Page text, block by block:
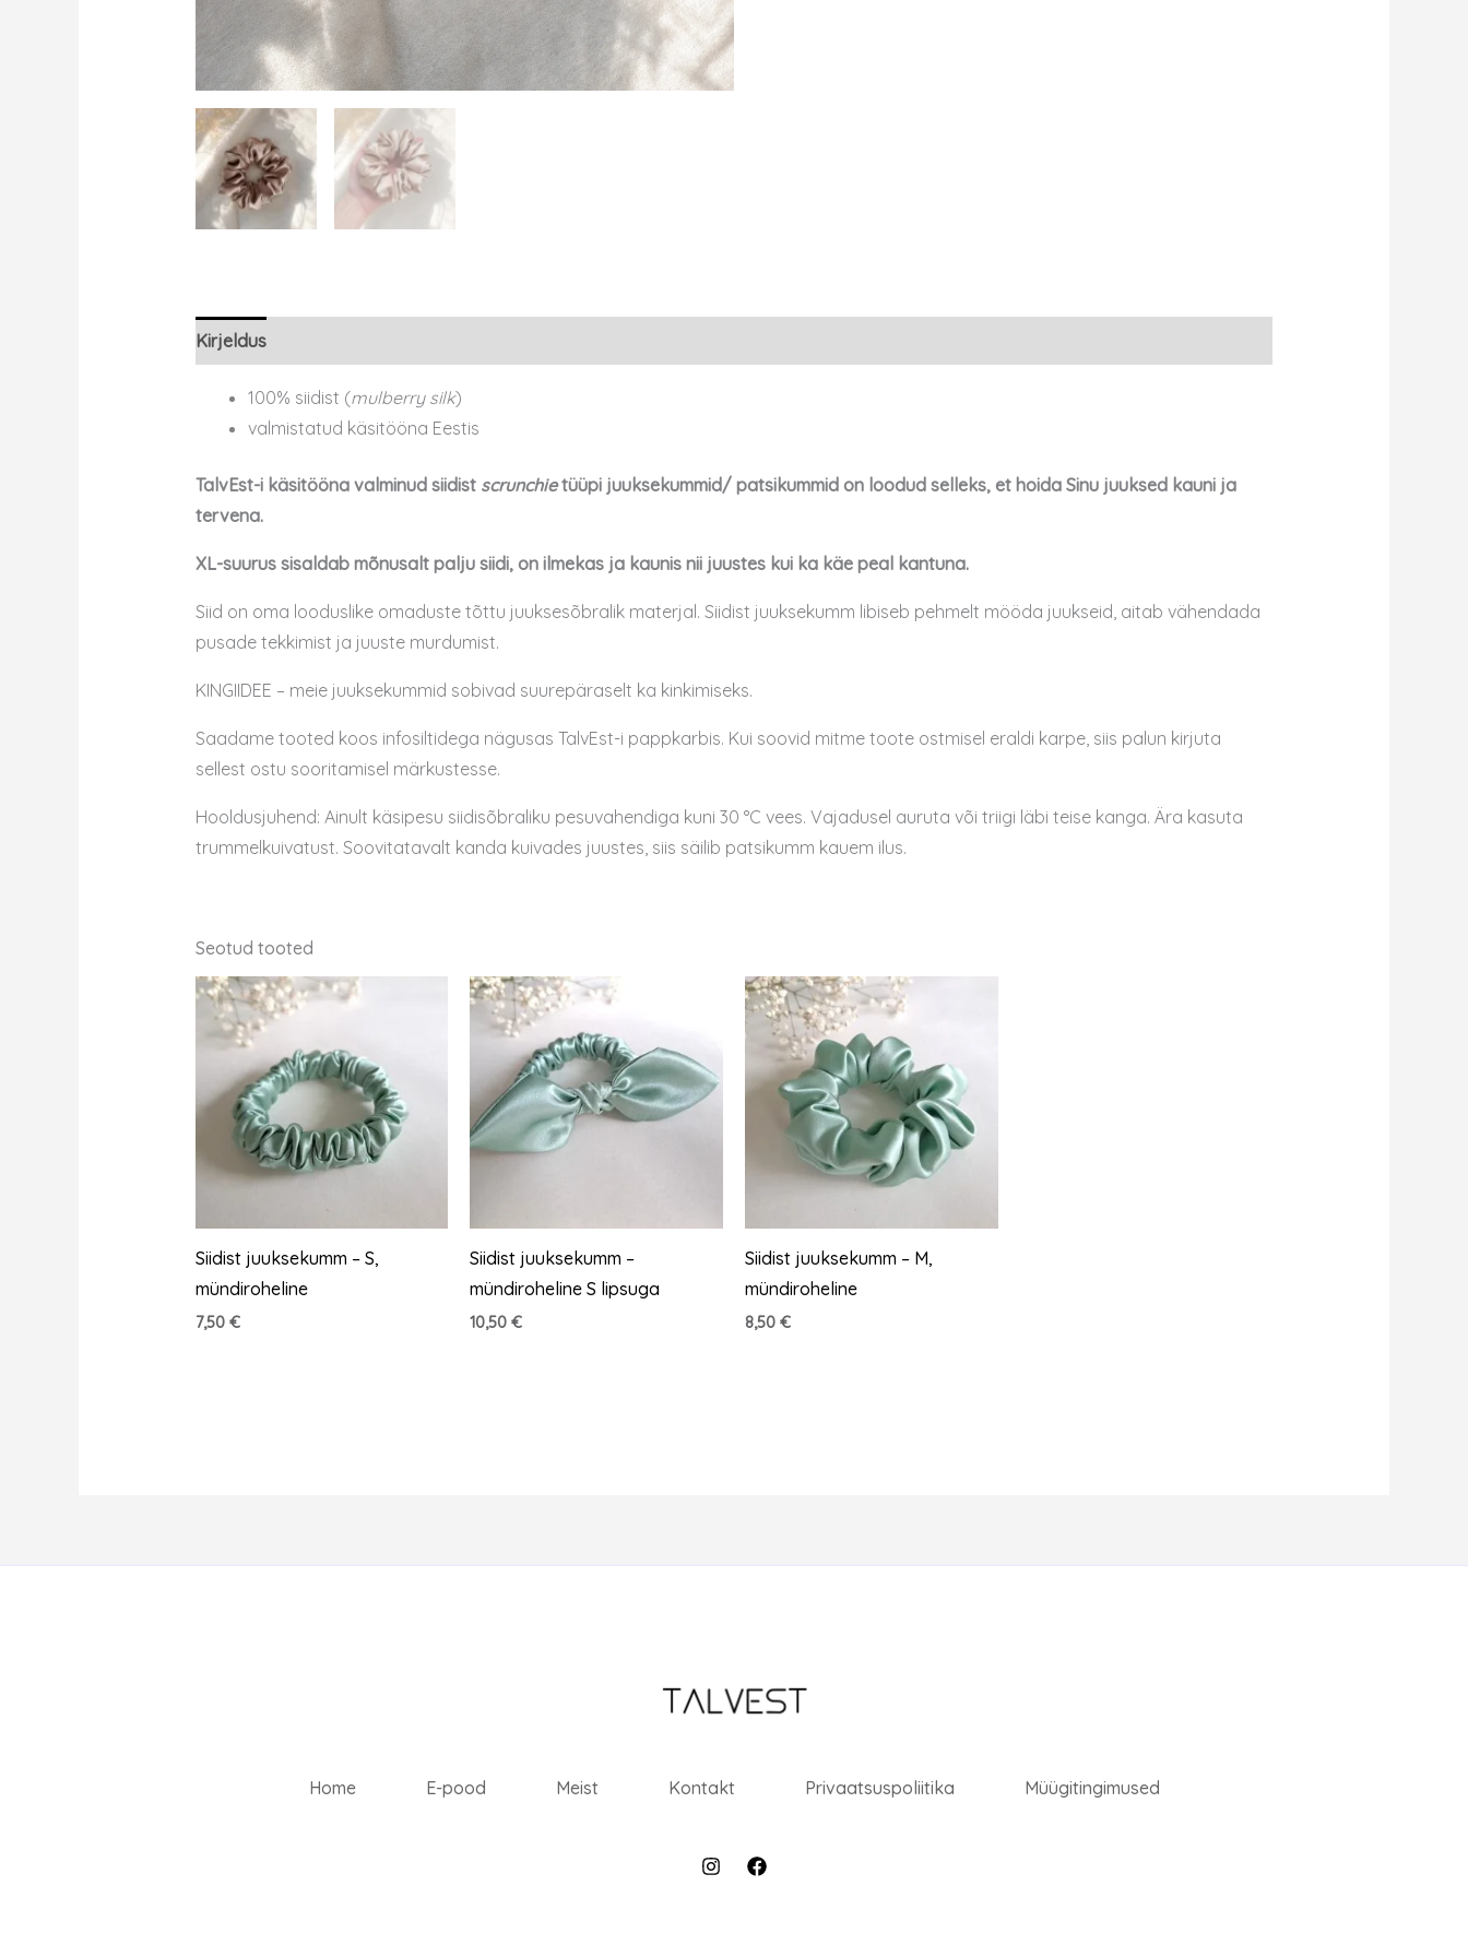
Kirjeldus
100% siidist (mulberry silk)
valmistatud käsitööna Eestis
TalvEst-i käsitööna valminud siidist scrunchietüüpi juuksekummid/ patsikummid on loodud selleks, et hoida Sinu juuksed kauni ja
tervena.
XL-suurus sisaldab mõnusalt palju siidi, on ilmekas ja kaunis nii juustes kui ka käe peal kantuna.
Siid on oma looduslike omaduste tõttu juuksesõbralik materjal. Siidist juuksekumm libiseb pehmelt mööda juukseid, aitab vähendada
pusade tekkimist ja juuste murdumist.
KINGIIDEE – meie juuksekummid sobivad suurepäraselt ka kinkimiseks.
Saadame tooted koos infosiltidega nägusas TalvEst-i pappkarbis. Kui soovid mitme toote ostmisel eraldi karpe, siis palun kirjuta
sellest ostu sooritamisel märkustesse.
Hooldusjuhend: Ainult käsipesu siidisõbraliku pesuvahendiga kuni 30 °C vees. Vajadusel auruta või triigi läbi teise kanga. Ära kasuta
trummelkuivatust. Soovitatavalt kanda kuivades juustes, siis säilib patsikumm kauem ilus.
Seotud tooted
Siidist juuksekumm – S,
mündiroheline
7,50 €
Siidist juuksekumm –
mündiroheline S lipsuga
10,50€
Siidist juuksekumm – M,
mündiroheline
8,50 €
Home E-pood Meist Kontakt Privaatsuspoliitika Müügitingimused